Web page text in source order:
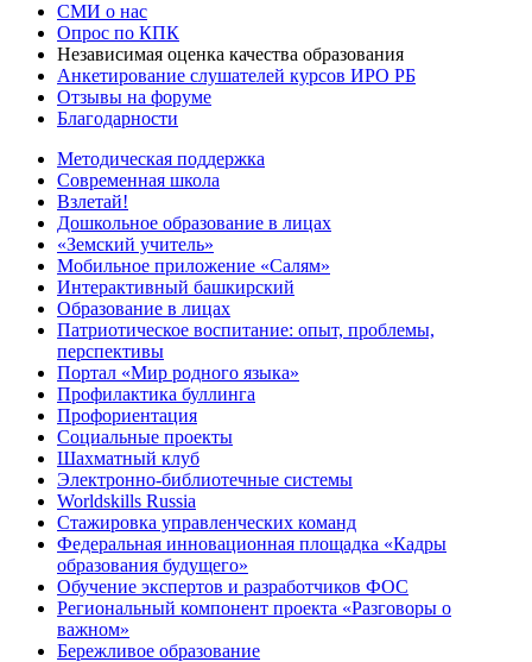
СМИ о нас
Опрос по КПК
Независимая оценка качества образования
Анкетирование слушателей курсов ИРО РБ
Отзывы на форуме
Благодарности
Методическая поддержка
Современная школа
Взлетай!
Дошкольное образование в лицах
«Земский учитель»
Мобильное приложение «Салям»
Интерактивный башкирский
Образование в лицах
Патриотическое воспитание: опыт, проблемы,
перспективы
Портал «Мир родного языка»
Профилактика буллинга
Профориентация
Социальные проекты
Шахматный клуб
Электронно-библиотечные системы
Worldskills Russia
Стажировка управленческих команд
Федеральная инновационная площадка «Кадры
образования будущего»
Обучение экспертов и разработчиков ФОС
Региональный компонент проекта «Разговоры о
важном»
Бережливое образование